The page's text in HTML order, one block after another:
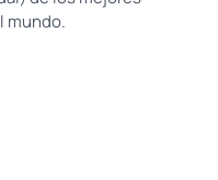
mundo.